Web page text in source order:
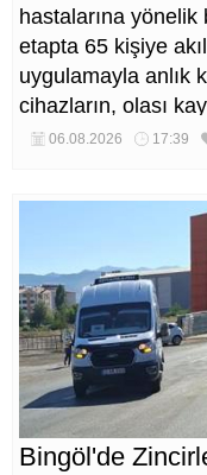
hastalarına yönelik
etapta 65 kişiye
uygulamayla anlık
cihazların, olası
kısa sürede
06.08.2026 17:39
Bingöl'de